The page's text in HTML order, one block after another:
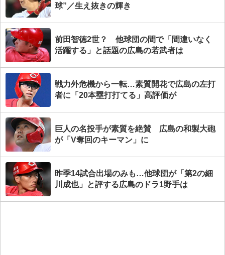
球”／生え抜きの輝き
前田智徳2世？ 他球団の間で「間違いなく
活躍する」と話題の広島の若武者は
戦力外危機から一転…素質開花で広島の左打
者に「20本塁打打てる」高評価が
巨人の名投手が素質を絶賛 広島の和製大砲
が「V奪回のキーマン」に
昨季14試合出場のみも…他球団が「第2の細
川成也」と評する広島のドラ1野手は